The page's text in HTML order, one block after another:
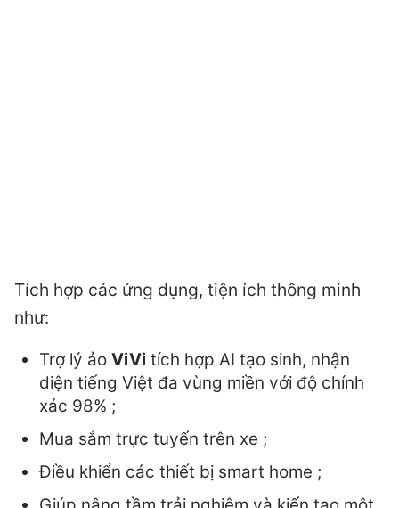
Tích hợp các ứng dụng, tiện ích thông minh
như:
Trợ lý ảoViVi tích hợp AI tạo sinh, nhận
diện tiếng Việt đa vùng miền với độ chính
xác 98% ;
Mua sắm trực tuyến trên xe ;
Điều khiển các thiết bị smart home ;